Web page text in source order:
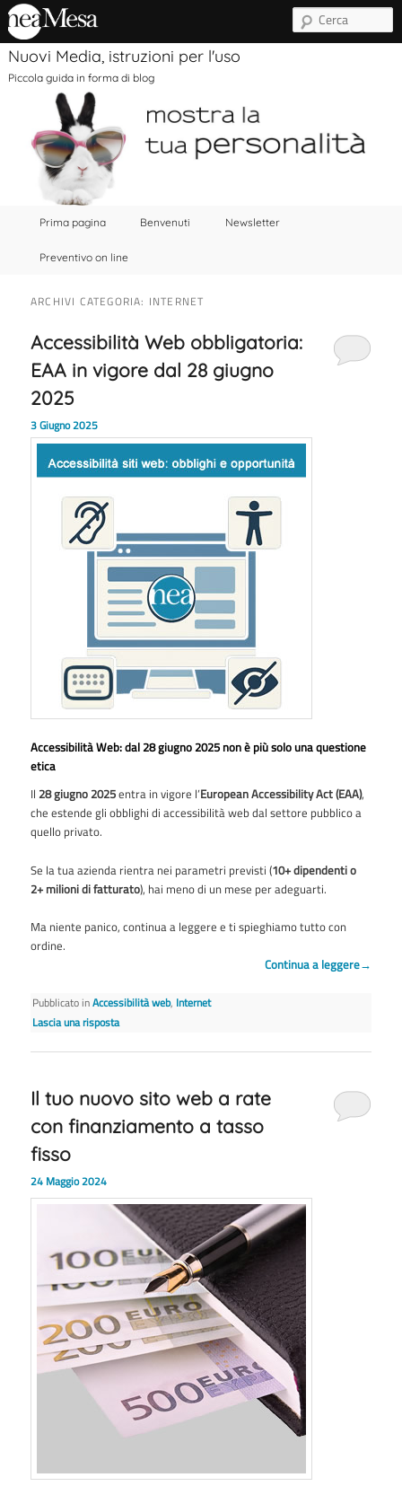
Nuovi Media, istruzioni per l'uso
Piccola guida in forma di blog
Menu principaleVai al contenuto principale
Vai al contenuto secondario
Prima pagina Benvenuti Newsletter
Preventivo on line
ARCHIVI CATEGORIA: INTERNET
Accessibilità Web obbligatoria:
EAA in vigore dal 28 giugno
2025
3 Giugno 2025
Accessibilità Web: dal 28 giugno 2025 non è più solo una questione
etica
Il 28 giugno 2025entra in vigore l’European Accessibility Act (EAA),
che estende gli obblighi di accessibilità web dal settore pubblico a
quello privato.
Se la tua azienda rientra nei parametri previsti (10+ dipendenti o
2+ milioni di fatturato), hai meno di un mese per adeguarti.
Ma niente panico, continua a leggere e ti spieghiamo tutto con
ordine.
Continua a leggere→
Pubblicato inAccessibilità web, Internet
Lascia una risposta
Il tuo nuovo sito web a rate
con finanziamento a tasso
fisso
24 Maggio 2024